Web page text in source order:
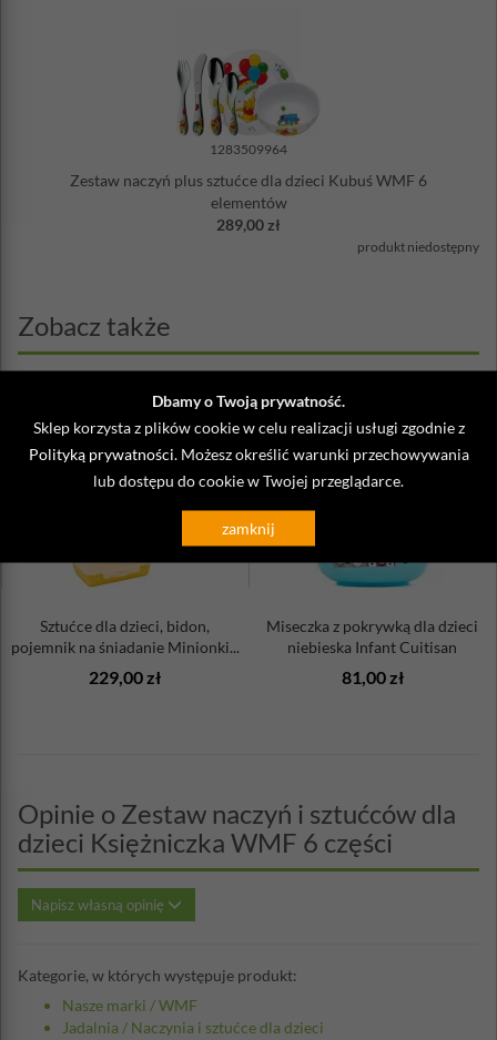
Dbamy o Twoją prywatność.
Sklep korzysta z plików cookie w celu realizacji usługi zgodnie z
Polityką prywatności . Możesz określić warunki przechowywania
lub dostępu do cookie w Twojej przeglądarce.
zamknij
1283509964
Zestaw naczyń plus sztućce dla dzieci Kubuś WMF 6
elementów
289,00 zł
produkt niedostępny
Zobacz także
Sztućce dla dzieci, bidon,
pojemnik na śniadanie Minionki...
229,00 zł
Miseczka z pokrywką dla dzieci
niebieska Infant Cuitisan
81,00 zł
Opinie o Zestaw naczyń i sztućców dla
dzieci Księżniczka WMF 6 części
Napisz własną opinię
Kategorie, w których występuje produkt:
Nasze marki /WMF
Jadalnia / Naczynia i sztućce dla dzieci